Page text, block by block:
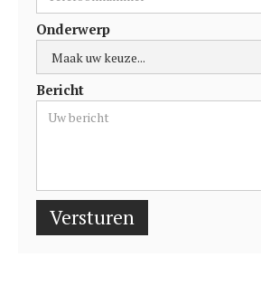
Onderwerp
Bericht